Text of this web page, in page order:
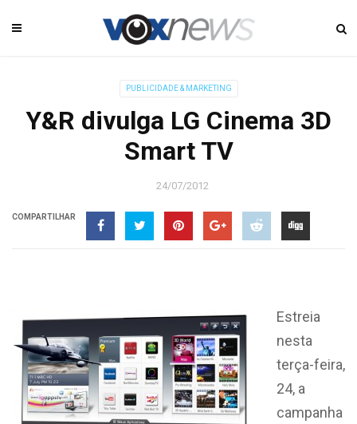
PUBLICIDADE & MARKETING
Y&R divulga LG Cinema 3D
Smart TV
24/07/2012
COMPARTILHAR
Estreia
nesta
terça-feira,
24, a
campanha